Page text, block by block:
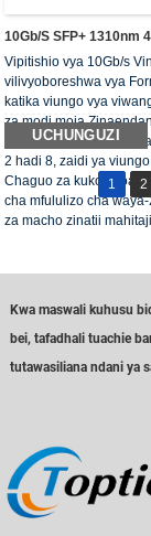
10Gb/s SFP+ 1310nm
Vipitishio vya 10Gb/s
vilivyoboreshwa vya
katika viungo vya
za modi
ER/EW;inaweza
2 hadi 8, zaidi ya viungo
Chaguo za kukokotoa
cha mfululizo cha
za macho zinatii
UCHUNGUZI
1 2
Kwa maswali kuhusu
bei, tafadhali tuachie
tutawasiliana ndani ya